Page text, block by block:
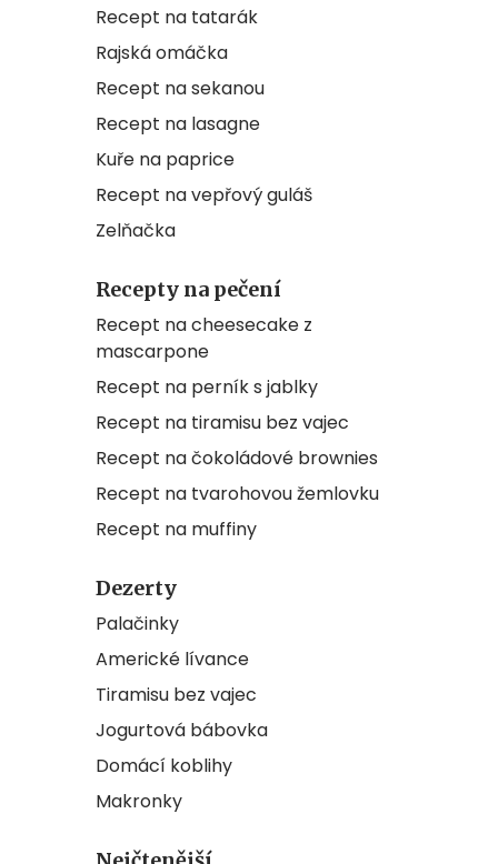
Recept na tatarák
Rajská omáčka
Recept na sekanou
Recept na lasagne
Kuře na paprice
Recept na vepřový guláš
Zelňačka
Recepty na pečení
Recept na cheesecake z
mascarpone
Recept na perník s jablky
Recept na tiramisu bez vajec
Recept na čokoládové brownies
Recept na tvarohovou žemlovku
Recept na muffiny
Dezerty
Palačinky
Americké lívance
Tiramisu bez vajec
Jogurtová bábovka
Domácí koblihy
Makronky